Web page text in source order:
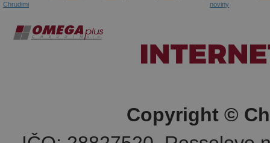
Chrudimi
noviny
Copyright ©